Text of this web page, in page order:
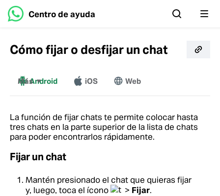
Centro de ayuda
Cómo fijar o desfijar un chat
Android iOS Web
Más
La función de fijar chats te permite colocar hasta
tres chats en la parte superior de la lista de chats
para poder encontrarlos rápidamente.
Fijar un chat
Mantén presionado el chat que quieras fijar
y, luego, toca el ícono
> Fijar.